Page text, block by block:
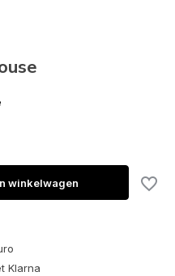
winkelwagen
Klarna